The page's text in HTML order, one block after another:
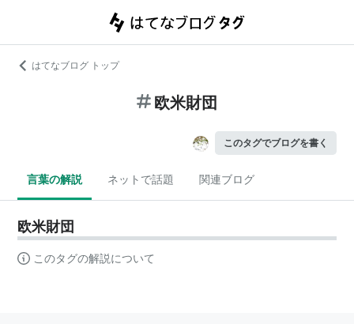
はてなブログ トップ
欧米財団
このタグでブログを書く
言葉の解説 ネットで話題 関連ブログ
欧米財団
このタグの解説について